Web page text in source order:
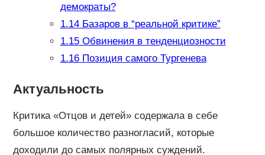
демократы?
1.14Базаров в “реальной критике”
1.15Обвинения в тенденциозности
1.16Позиция самого Тургенева
Актуальность
Критика «Отцов и детей» содержала в себе
большое количество разногласий, которые
доходили до самых полярных суждений.